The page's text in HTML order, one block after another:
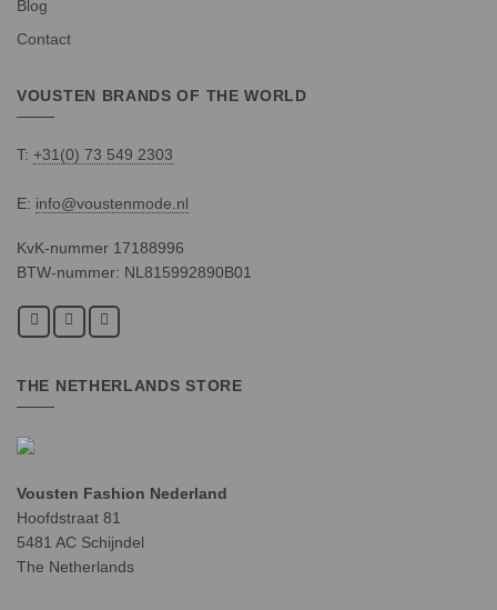
Blog
Contact
VOUSTEN BRANDS OF THE WORLD
T: +31(0) 73 549 2303
E: info@voustenmode.nl
KvK-nummer 17188996
BTW-nummer: NL815992890B01
THE NETHERLANDS STORE
Vousten Fashion Nederland
Hoofdstraat 81
5481 AC Schijndel
The Netherlands